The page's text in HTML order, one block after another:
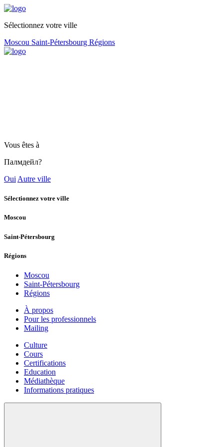
Sélectionnez votre ville
Moscou Saint-Pétersbourg Régions
Vous êtes à
Палмдейл?
Oui Autre ville
Sélectionnez votre ville
Moscou
Saint-Pétersbourg
Régions
Moscou
Saint-Pétersbourg
Régions
À propos
Pour les professionnels
Mailing
Culture
Cours
Certifications
Education
Médiathèque
Informations pratiques